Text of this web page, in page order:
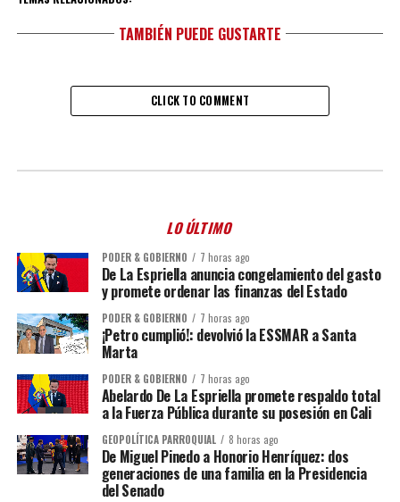
TAMBIÉN PUEDE GUSTARTE
CLICK TO COMMENT
LO ÚLTIMO
PODER & GOBIERNO 7 horas ago
De La Espriella anuncia congelamiento del gasto
y promete ordenar las finanzas del Estado
PODER & GOBIERNO 7 horas ago
¡Petro cumplió!: devolvió la ESSMAR a Santa
Marta
PODER & GOBIERNO 7 horas ago
Abelardo De La Espriella promete respaldo total
a la Fuerza Pública durante su posesión en Cali
GEOPOLÍTICA PARROQUIAL 8 horas ago
De Miguel Pinedo a Honorio Henríquez: dos
generaciones de una familia en la Presidencia
del Senado